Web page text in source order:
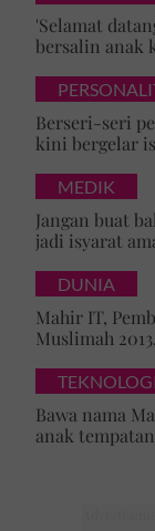
'Selamat
bersalin anak
Berseri-seri
kini bergelar
MEDIK
Jangan buat
jadi isyarat
DUNIA
Mahir IT,
Muslimah
merta
Bawa nama
anak